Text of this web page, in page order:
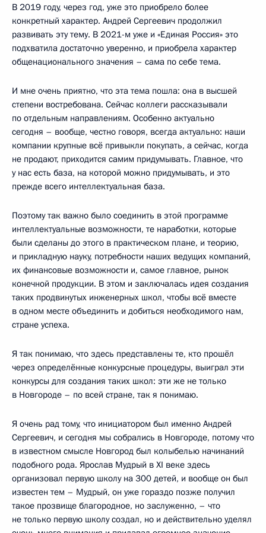
В 2019 году, через год, уже это приобрело более
конкретный характер. Андрей Сергеевич продолжил
развивать эту тему. В 2021-м уже и «Единая Россия» это
подхватила достаточно уверенно, и приобрела характер
общенационального значения – сама по себе тема.
И мне очень приятно, что эта тема пошла: она в высшей
степени востребована. Сейчас коллеги рассказывали
по отдельным направлениям. Особенно актуально
сегодня – вообще, честно говоря, всегда актуально: наши
компании крупные всё привыкли покупать, а сейчас, когда
не продают, приходится самим придумывать. Главное, что
у нас есть база, на которой можно придумывать, и это
прежде всего интеллектуальная база.
Поэтому так важно было соединить в этой программе
интеллектуальные возможности, те наработки, которые
были сделаны до этого в практическом плане, и теорию,
и прикладную науку, потребности наших ведущих компаний,
их финансовые возможности и, самое главное, рынок
конечной продукции. В этом и заключалась идея создания
таких продвинутых инженерных школ, чтобы всё вместе
в одном месте объединить и добиться необходимого нам,
стране успеха.
Я так понимаю, что здесь представлены те, кто прошёл
через определённые конкурсные процедуры, выиграл эти
конкурсы для создания таких школ: эти же не только
в Новгороде – по всей стране, так я понимаю.
Я очень рад тому, что инициатором был именно Андрей
Сергеевич, и сегодня мы собрались в Новгороде, потому что
в известном смысле Новгород был колыбелью начинаний
подобного рода. Ярослав Мудрый в XI веке здесь
организовал первую школу на 300 детей, и вообще он был
известен тем – Мудрый, он уже гораздо позже получил
такое прозвище благородное, но заслуженно, – что
не только первую школу создал, но и действительно уделял